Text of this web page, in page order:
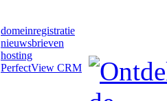
domeinregistratie
nieuwsbrieven
hosting
PerfectView CRM